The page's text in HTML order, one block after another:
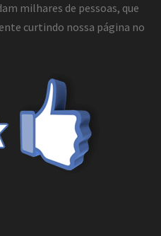
milhares de pessoas, que
curtindo nossa página no